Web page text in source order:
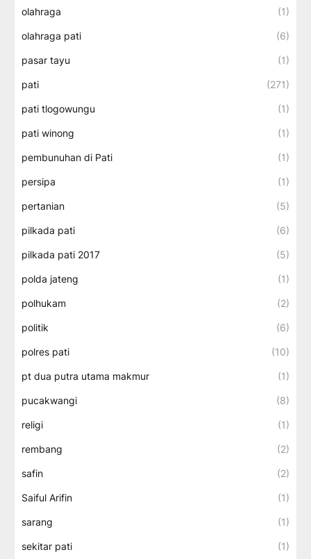
olahraga (1)
olahraga pati (6)
pasar tayu (1)
pati (271)
pati tlogowungu (1)
pati winong (1)
pembunuhan di Pati (1)
persipa (1)
pertanian (5)
pilkada pati (6)
pilkada pati 2017 (5)
polda jateng (1)
polhukam (2)
politik (6)
polres pati (10)
pt dua putra utama makmur (1)
pucakwangi (8)
religi (1)
rembang (2)
safin (2)
Saiful Arifin (1)
sarang (1)
sekitar pati (1)